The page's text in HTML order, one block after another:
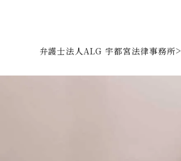
弁護士法人ALG 宇都宮法律事務所>